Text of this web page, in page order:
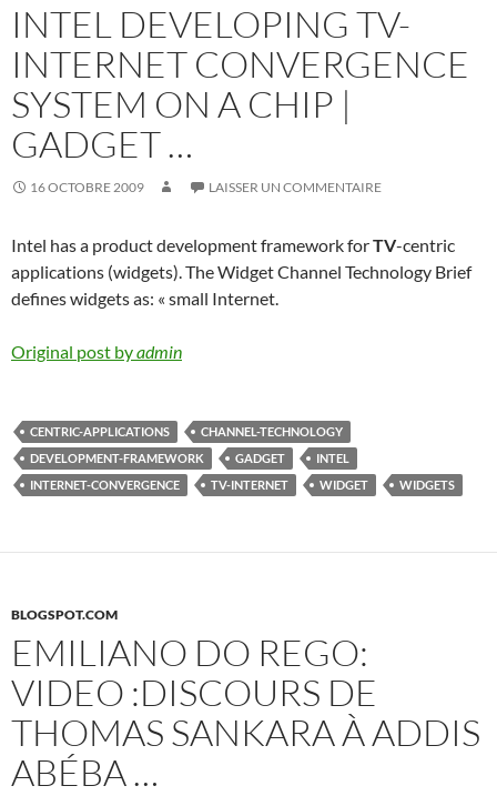
INTEL DEVELOPING TV-
INTERNET CONVERGENCE
SYSTEM ON A CHIP |
GADGET …
16 OCTOBRE 2009 LAISSER UN COMMENTAIRE
Intel has a product development framework forTV-centric
applications (widgets). The Widget Channel Technology Brief
defines widgets as: « small Internet.
Original post byadmin
CENTRIC-APPLICATIONS
CHANNEL-TECHNOLOGY
DEVELOPMENT-FRAMEWORK
GADGET
INTEL
INTERNET-CONVERGENCE
TV-INTERNET WIDGET WIDGETS
BLOGSPOT.COM
EMILIANO DO REGO:
VIDEO :DISCOURS DE
THOMAS SANKARA À ADDIS
ABÉBA …